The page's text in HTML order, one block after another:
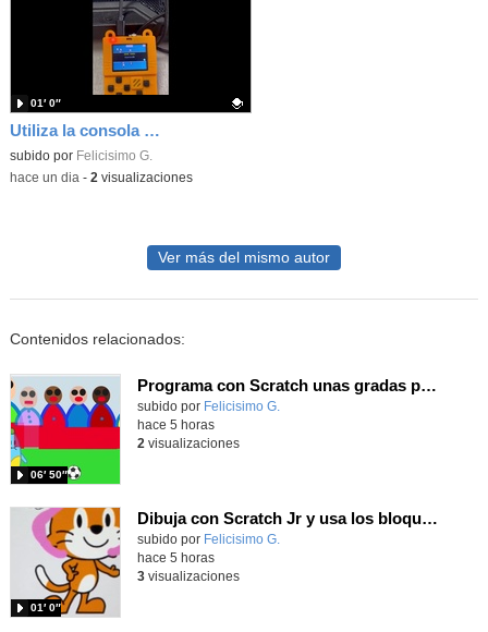
Utiliza la consola Meowbit de KIttenbot para jugar con tus programas MakeCode Arcade
Contenido educativo.
subido por Felicisimo G.
01′ 0″
-hace un dia - 2 visualizaciones
Ver más del mismo autor
Contenidos relacionados:
Programa con Scratch unas gradas para que produzca el efecto de desplazamiento.
Contenido educativo.
subido por Felicisimo G.
06′ 50″
hace 5 horas
2 visualizaciones
Dibuja con Scratch Jr y usa los bloques de aparecer/desparecer para hacer animaciones
Contenido educativo.
subido por Felicisimo G.
01′ 0″
hace 5 horas
3visualizaciones